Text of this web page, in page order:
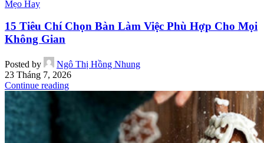
Mẹo Hay
15 Tiêu Chí Chọn Bàn Làm Việc Phù Hợp Cho Mọi
Không Gian
Posted by
Ngô Thị Hồng Nhung
23 Tháng 7, 2026
Continue reading